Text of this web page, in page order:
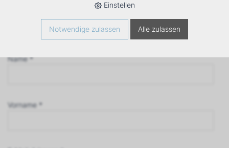
Name *
Vorname *
Einstellen
Notwendige zulassen Alle zulassen